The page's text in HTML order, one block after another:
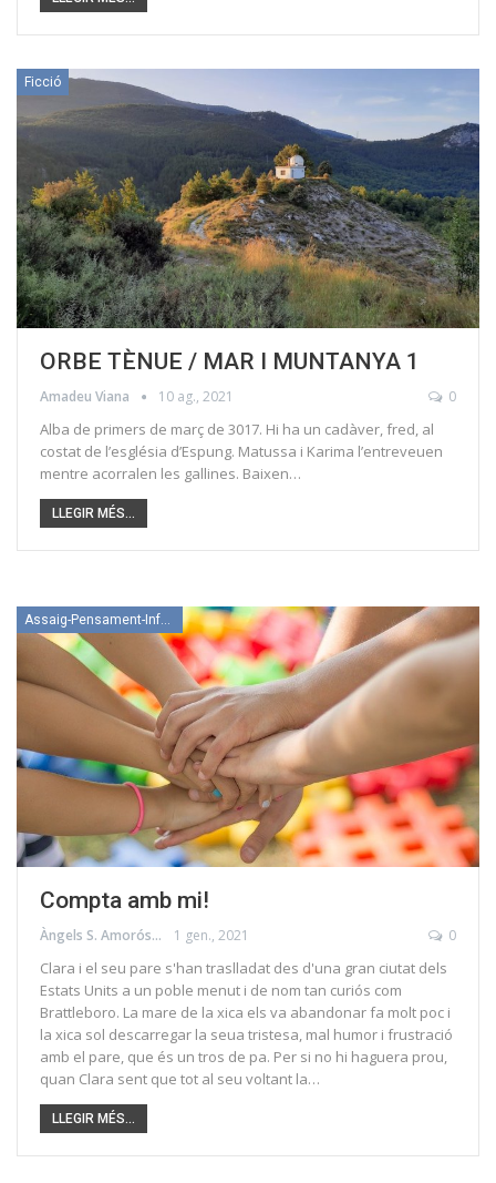
Ficció
ORBE TÈNUE / MAR I MUNTANYA 1
Amadeu Viana 10 ag., 2021 0
Alba de primers de març de 3017. Hi ha un cadàver, fred, al
costat de l’església d’Espung. Matussa i Karima l’entreveuen
mentre acorralen les gallines. Baixen…
LLEGIR MÉS...
Assaig-Pensament-Informació
Compta amb mi!
Àngels S. Amorós 1 gen., 2021 0
Clara i el seu pare s'han traslladat des d'una gran ciutat dels
Estats Units a un poble menut i de nom tan curiós com
Brattleboro. La mare de la xica els va abandonar fa molt poc i
la xica sol descarregar la seua tristesa, mal humor i frustració
amb el pare, que és un tros de pa. Per si no hi haguera prou,
quan Clara sent que tot al seu voltant la…
LLEGIR MÉS...